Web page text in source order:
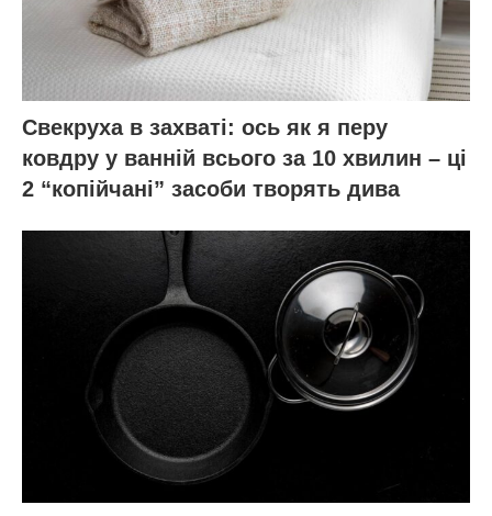
Свекруха в захваті: ось як я перу
ковдру у ванній всього за 10 хвилин – ці
2 “копійчані” засоби творять дива